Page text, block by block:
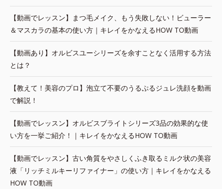
【動画でレッスン】まつ毛メイク、もう失敗しない！ビューラー
＆マスカラの基本の使い方｜キレイをかなえるHOW TO動画
【動画あり】オルビスユーシリーズを余すことなく活用する方法
とは？
【教えて！美容のプロ】泡立て不要のうるぷるジュレ洗顔を動画
で解説！
【動画でレッスン】オルビスブライトシリーズ3品の効果的な使
い方を一挙ご紹介！｜キレイをかなえるHOW TO動画
【動画でレッスン】古い角質をやさしくふき取るミルク状の美容
液「リッチミルキーリファイナー」の使い方｜キレイをかなえる
HOW TO動画